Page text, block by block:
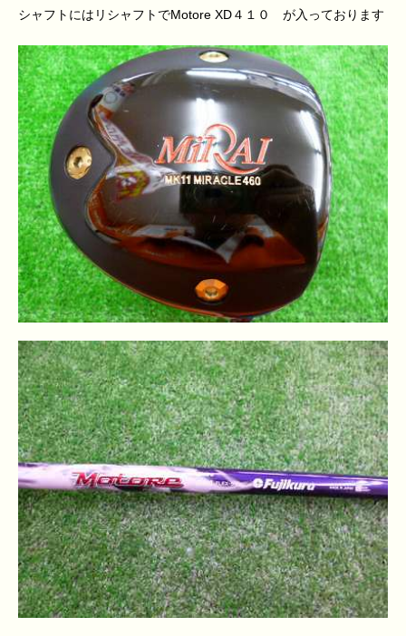
シャフトにはリシャフトでMotore XD４１０ が入っております